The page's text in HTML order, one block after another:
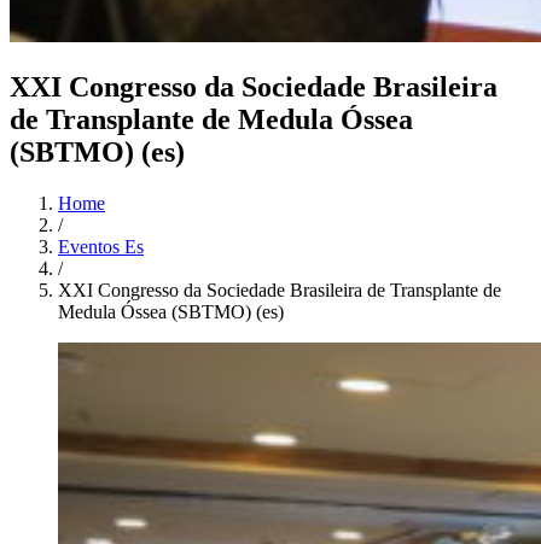
XXI Congresso da Sociedade Brasileira
de Transplante de Medula Óssea
(SBTMO) (es)
Home
/
Eventos Es
/
XXI Congresso da Sociedade Brasileira de Transplante de
Medula Óssea (SBTMO) (es)